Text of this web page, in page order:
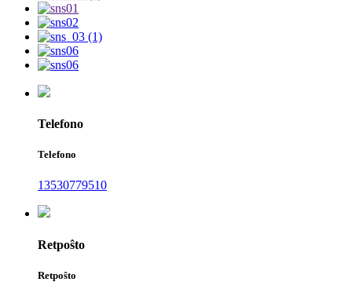
Telefono
Telefono
13530779510
Retpoŝto
Retpoŝto